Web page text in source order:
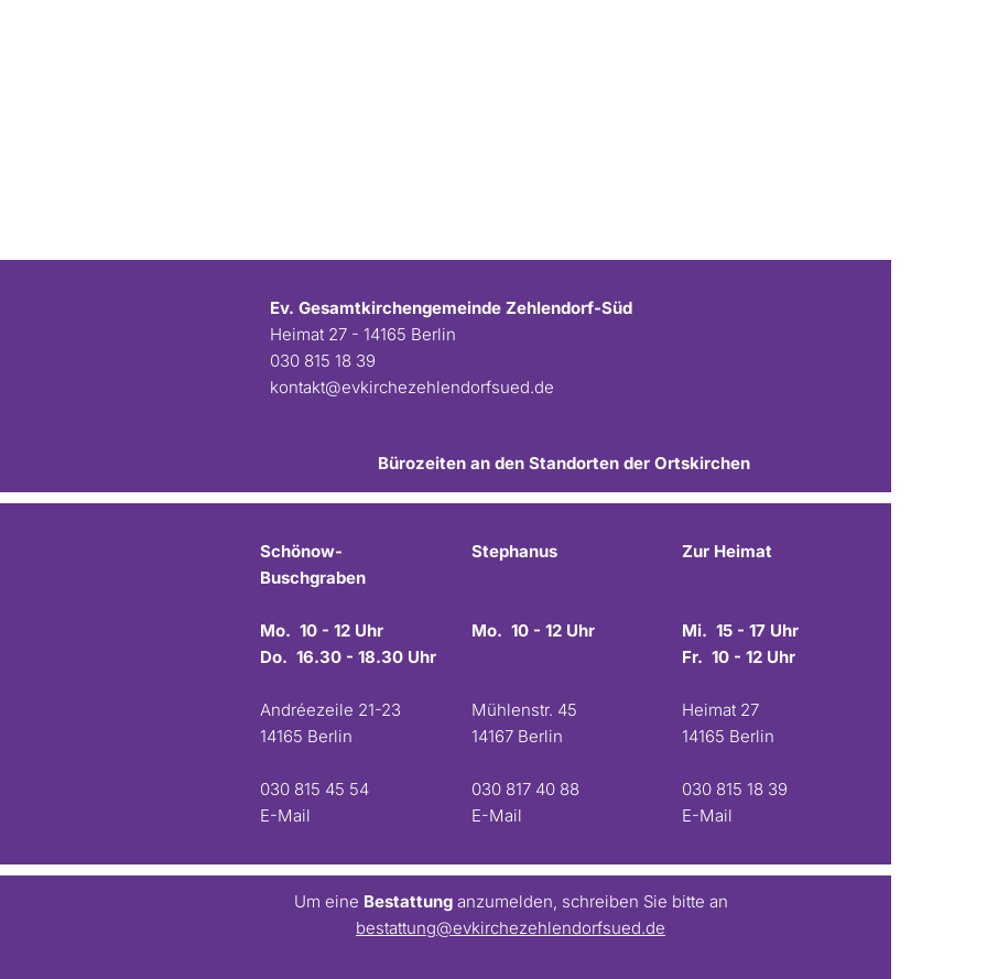
Ev. Gesamtkirchengemeinde Zehlendorf-Süd
Heimat 27 - 14165 Berlin
030 815 18 39
kontakt@evkirchezehlendorfsued.de
Bürozeiten an den Standorten der Ortskirchen
Schönow-
Buschgraben
Mo. 10 - 12 Uhr
Do. 16.30 - 18.30 Uhr
Andréezeile 21-23
14165 Berlin
030 815 45 54
E-Mail
Stephanus
Mo. 10 - 12 Uhr
Mühlenstr. 45
14167 Berlin
030 817 40 88
E-Mail
Zur Heimat
Mi. 15 - 17 Uhr
Fr. 10 - 12 Uhr
Heimat 27
14165 Berlin
030 815 18 39
E-Mail
Um eine Bestattunganzumelden, schreiben Sie bitte an
bestattung@evkirchezehlendorfsued.de